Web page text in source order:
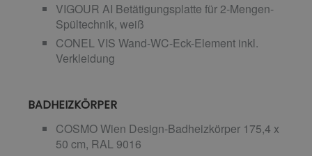
VIGOUR AI Betätigungsplatte für 2-Mengen-
Spültechnik, weiß
CONEL VIS Wand-WC-Eck-Element inkl.
Verkleidung
BADHEIZKÖRPER
COSMO Wien Design-Badheizkörper 175,4 x
50 cm, RAL 9016